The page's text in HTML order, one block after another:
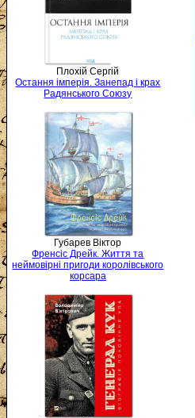
Плохій Сергій
Остання імперія. Занепад і крах
Радянського Союзу
Губарев Віктор
Френсіс Дрейк. Життя та
неймовірні пригоди королівського
корсара